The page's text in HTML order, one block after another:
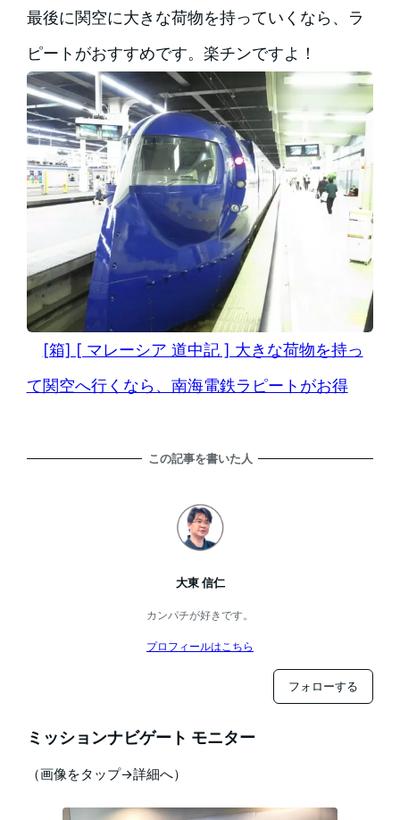
最後に関空に大きな荷物を持っていくなら、ラ
ピートがおすすめです。楽チンですよ！
[箱] [ マレーシア 道中記 ] 大きな荷物を持っ
て関空へ行くなら、南海電鉄ラピートがお得
この記事を書いた人
大東 信仁
カンパチが好きです。
プロフィールはこちら
フォローする
ミッションナビゲート モニター
（画像をタップ→詳細へ）